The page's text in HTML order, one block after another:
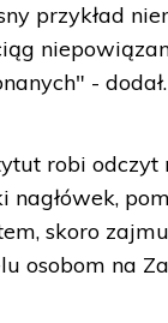
przykład
- dodał.
robi
nagłówek,
skoro
osobom na